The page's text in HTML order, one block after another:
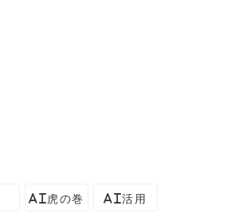
AI虎の巻 AI活用